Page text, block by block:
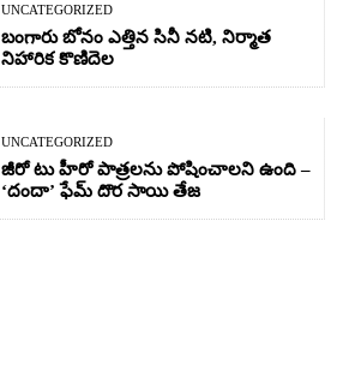
UNCATEGORIZED
బంగారు బోనం ఎత్తిన సినీ నటి, నిర్మాత
నిహారిక కొణిదెల
UNCATEGORIZED
జీరో టు హీరో పాత్రలను పోషించాలని ఉంది –
‘దందా’ ఫేమ్ దొర సాయి తేజ